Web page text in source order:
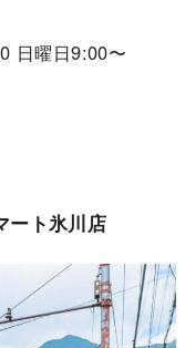
日曜日9:00〜
ート氷川店